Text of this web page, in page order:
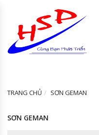
TRANG CHỦ SƠN GEMAN
SƠN GEMAN